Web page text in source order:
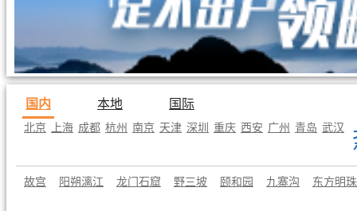
国内 本地 国际
北京 上海 成都 杭州 南京 天津 深圳 重庆 西安 广州 青岛 武汉
故宫 阳朔漓江 龙门石窟 野三坡 颐和园 九寨沟 东方明珠